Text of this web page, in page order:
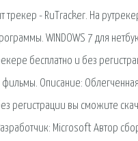
трекер - RuTracker. На
WINDOWS 7 для
бесплатно и без
Описание:
регистрации вы сможите
Microsoft Автор